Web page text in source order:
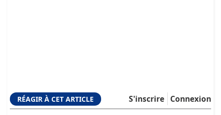
RÉAGIR À CET ARTICLE Connexion
S'inscrire